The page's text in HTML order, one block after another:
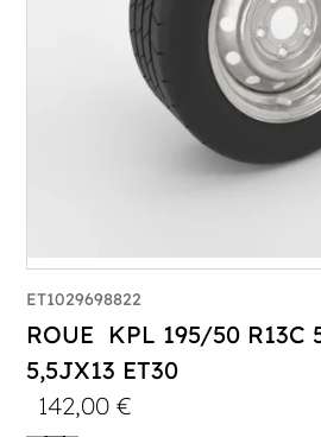
ET1029698822
ROUE KPL 195/50 R13C
5,5JX13 ET30
142,00€